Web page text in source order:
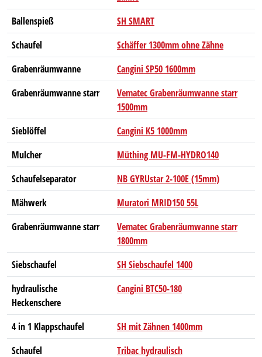
Ballenspieß
SH SMART
Schaufel
Schäffer 1300mm ohne Zähne
Grabenräumwanne
Cangini SP50 1600mm
Grabenräumwanne starr
Vematec Grabenräumwanne starr
1500mm
Sieblöffel
Cangini K5 1000mm
Mulcher
Müthing MU-FM-HYDRO140
Schaufelseparator
NB GYRUstar 2-100E (15mm)
Mähwerk
Muratori MRID150 55L
Grabenräumwanne starr
Vematec Grabenräumwanne starr
1800mm
Siebschaufel
SH Siebschaufel 1400
hydraulische
Heckenschere
Cangini BTC50-180
4 in 1 Klappschaufel
SH mit Zähnen 1400mm
Schaufel
Tribac hydraulisch